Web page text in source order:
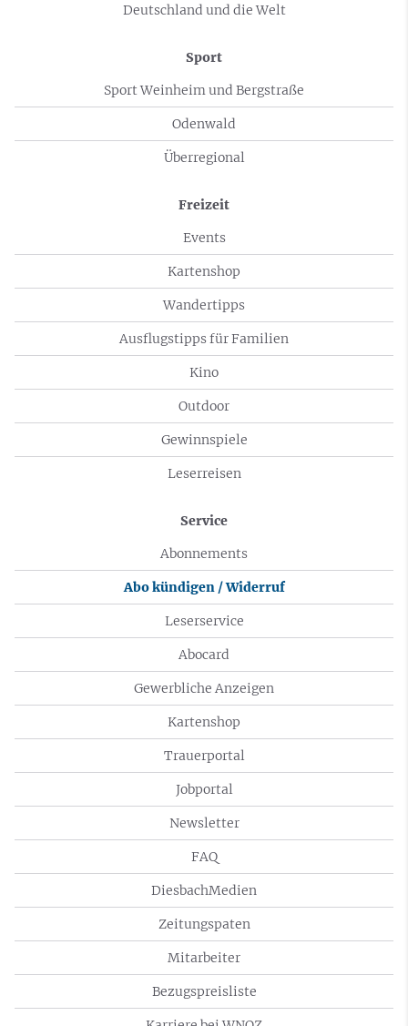
Deutschland und die Welt
Sport
Sport Weinheim und Bergstraße
Odenwald
Überregional
Freizeit
Events
Kartenshop
Wandertipps
Ausflugstipps für Familien
Kino
Outdoor
Gewinnspiele
Leserreisen
Service
Abonnements
Abo kündigen / Widerruf
Leserservice
Abocard
Gewerbliche Anzeigen
Kartenshop
Trauerportal
Jobportal
Newsletter
FAQ
DiesbachMedien
Zeitungspaten
Mitarbeiter
Bezugspreisliste